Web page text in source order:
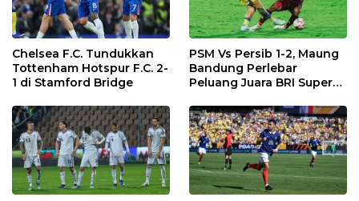
Chelsea F.C. Tundukkan
Tottenham Hotspur F.C. 2-
1 di Stamford Bridge
PSM Vs Persib 1-2, Maung
Bandung Perlebar
Peluang Juara BRI Super